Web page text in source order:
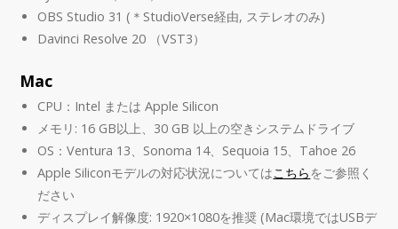
OBS Studio 31 (＊StudioVerse経由, ステレオのみ)
Davinci Resolve 20 （VST3）
Mac
CPU：Intel または Apple Silicon
メモリ: 16 GB以上、30 GB 以上の空きシステムドライブ
OS：Ventura 13、Sonoma 14、Sequoia 15、Tahoe 26
Apple Siliconモデルの対応状況についてはこちらをご参照く
ださい
ディスプレイ解像度: 1920×1080を推奨 (Mac環境ではUSBデ